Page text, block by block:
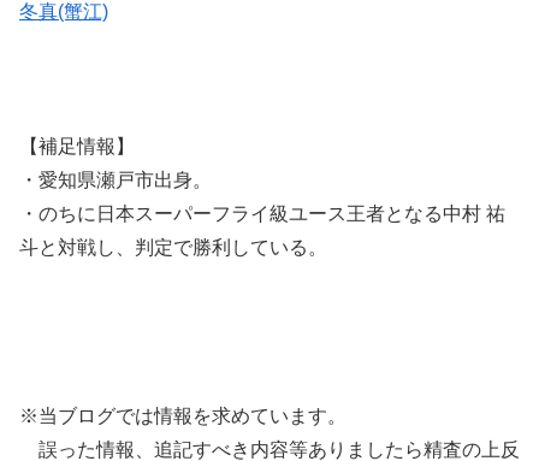
冬真(蟹江)
【補足情報】
・愛知県瀬戸市出身。
・のちに日本スーパーフライ級ユース王者となる中村 祐
斗と対戦し、判定で勝利している。
※当ブログでは情報を求めています。
誤った情報、追記すべき内容等ありましたら精査の上反